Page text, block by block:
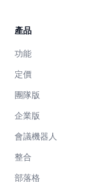
產品
功能
定價
團隊版
企業版
會議機器人
整合
部落格